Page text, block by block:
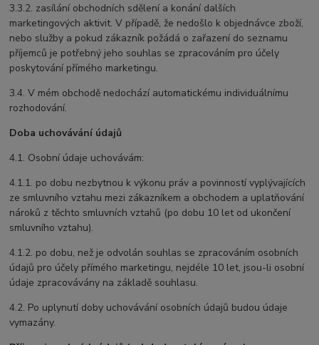
3.3.2. zasílání obchodních sdělení a konání dalších
marketingových aktivit. V případě, že nedošlo k objednávce zboží,
nebo služby a pokud zákazník požádá o zařazení do seznamu
příjemců je potřebný jeho souhlas se zpracováním pro účely
poskytování přímého marketingu.
3.4. V mém obchodě nedochází automatickému individuálnímu
rozhodování.
Doba uchovávání údajů
4.1. Osobní údaje uchovávám:
4.1.1. po dobu nezbytnou k výkonu práv a povinností vyplývajících
ze smluvního vztahu mezi zákazníkem a obchodem a uplatňování
nároků z těchto smluvních vztahů (po dobu 10 let od ukončení
smluvního vztahu).
4.1.2. po dobu, než je odvolán souhlas se zpracováním osobních
údajů pro účely přímého marketingu, nejdéle 10 let, jsou-li osobní
údaje zpracovávány na základě souhlasu.
4.2. Po uplynutí doby uchovávání osobních údajů budou údaje
vymazány.